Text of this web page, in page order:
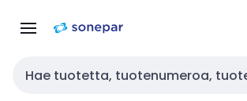
navigointiinsisältöön
Haku